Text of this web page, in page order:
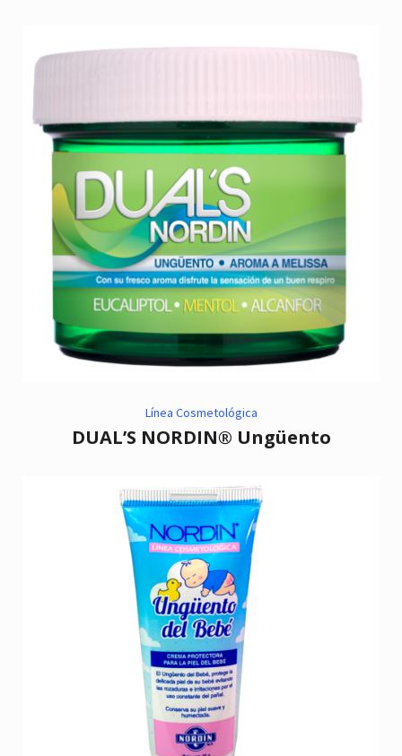
Línea Cosmetológica
DUAL’S NORDIN® Ungüento